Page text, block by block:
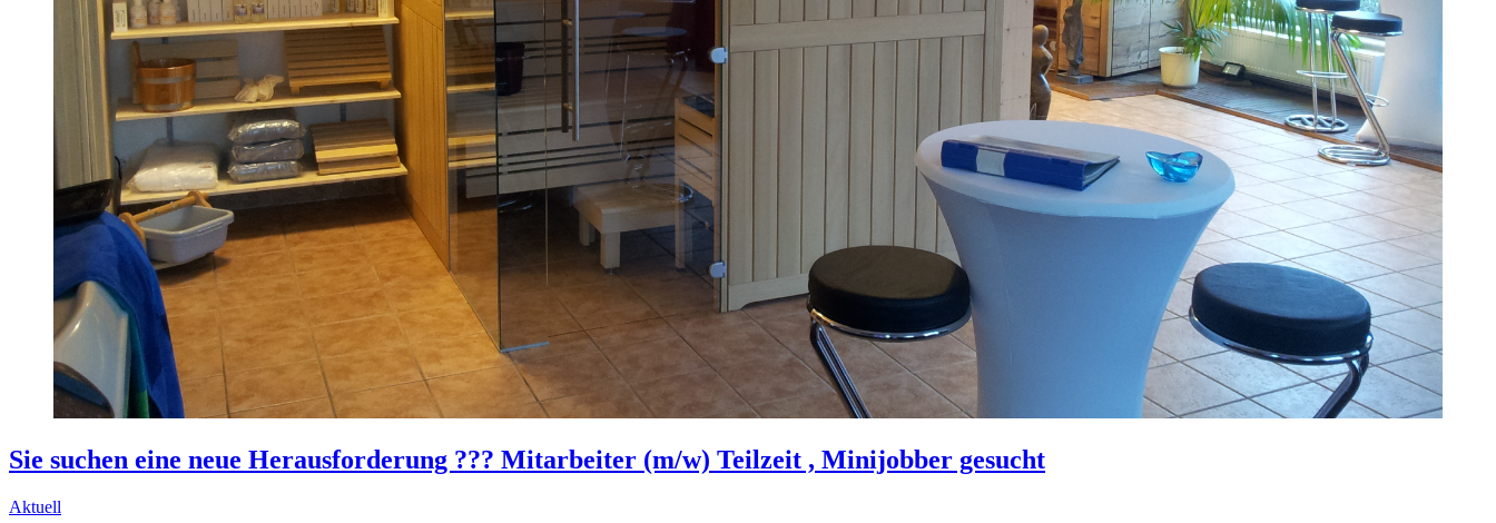
Sie suchen eine neue Herausforderung ??? Mitarbeiter (m/w) Teilzeit , Minijobber gesucht
Aktuell